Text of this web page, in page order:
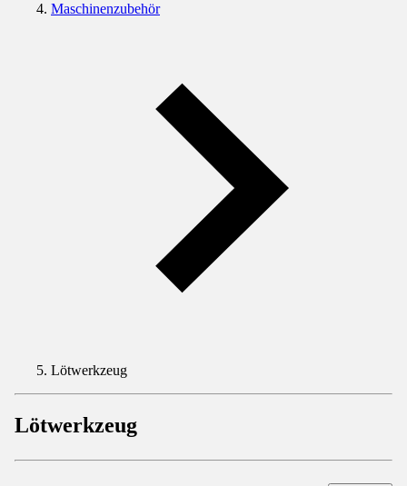
Maschinenzubehör
Lötwerkzeug
Lötwerkzeug